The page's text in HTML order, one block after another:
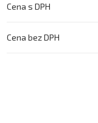
Cena s DPH
Cena bez DPH